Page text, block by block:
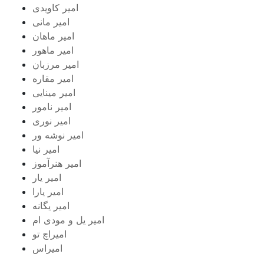
امیر کاویدی
امیر مانی
امیر ماهان
امیر ماهور
امیر مرزبان
امیر مقاره
امیر مینایی
امیر نامور
امیر نوری
امیر نوشه ور
امیر نیا
امیر هنرآموز
امیر یار
امیر یارا
امیر یگانه
امیر یل و مودی ام
امیراچ تو
امیراس